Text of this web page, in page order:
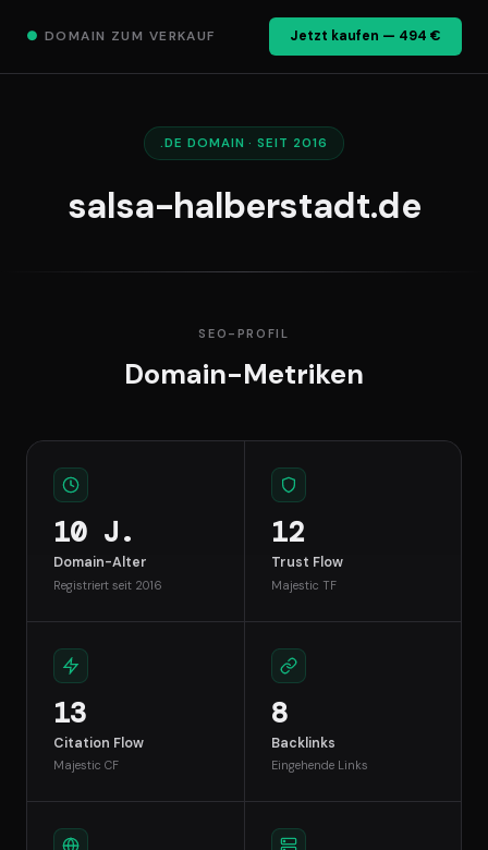
● DOMAIN ZUM VERKAUF Jetzt kaufen — 494 €
.DE DOMAIN · SEIT 2016
salsa-halberstadt.de
SEO-PROFIL
Domain-Metriken
10 J.
Domain-Alter
Registriert seit 2016
12
Trust Flow
Majestic TF
13
Citation Flow
Majestic CF
8
Backlinks
Eingehende Links